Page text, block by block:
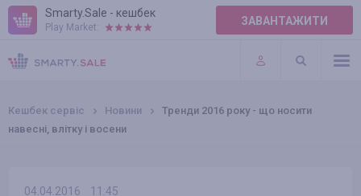
Smarty.Sale - кешбек
Play Market: ЗАВАНТАЖИТИ
ПРАВИЛА
ПЛАГІНИ
Кешбек сервіс Новини
Тренди 2016 року - що носити
навесні, влітку і восени
04.04.2016 11:45